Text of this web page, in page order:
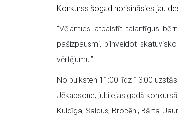
Konkurss šogad norisināsies jau
“Vēlamies atbalstīt talantīgus
pašizpausmi, pilnveidot
vērtējumu.”
No pulksten 11:00 līdz 13:00
Jēkabsone, jubilejas gadā
Kuldīga, Saldus, Brocēni, Bārta,